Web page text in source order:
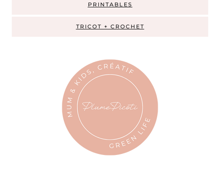
PRINTABLES
TRICOT + CROCHET